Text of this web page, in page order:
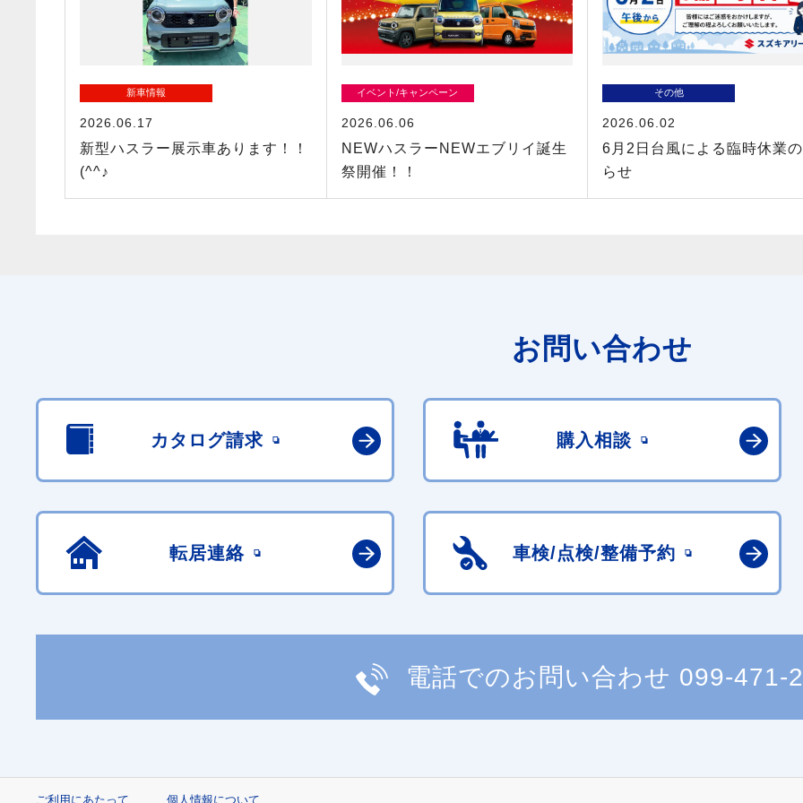
新車情報
2026.06.17
新型ハスラー展示車あります！！
(^^♪
イベント/キャンペーン
2026.06.06
NEWハスラーNEWエブリイ誕生
祭開催！！
その他
2026.06.02
6月2日台風による臨時休業
らせ
お問い合わせ
カタログ請求 購入相談
転居連絡 車検/点検/整備予約
電話でのお問い合わせ 099-471-
ご利用にあたって 個人情報について